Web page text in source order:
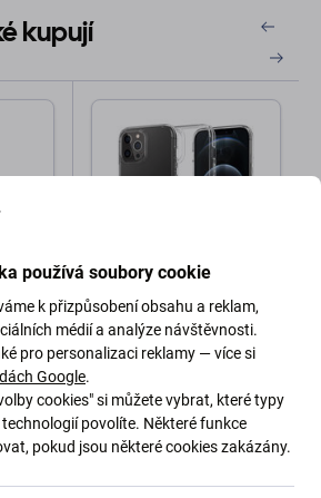
kupují
Spigen
Spigen - Pouzdro Ultra
Hybrid pro iPhone 12 a
12 Pro, transparentná
558 Kč
SKLADEM 5 ks
používá soubory cookie
k přizpůsobení obsahu a reklam,
médií a analýze návštěvnosti.
pro personalizaci reklamy — více si
Google.
cookies" si můžete vybrat, které typy
povolíte. Některé funkce
pokud jsou některé cookies zakázány.